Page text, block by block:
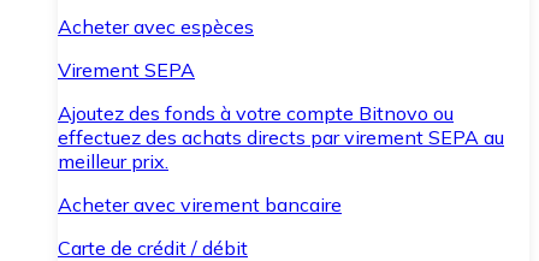
Acheter avec espèces
Virement SEPA
Ajoutez des fonds à votre compte Bitnovo ou
effectuez des achats directs par virement SEPA au
meilleur prix.
Acheter avec virement bancaire
Carte de crédit / débit